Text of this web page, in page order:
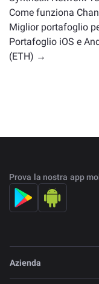
Come funziona
Miglior portafoglio
Portafoglio iOS e
(ETH) →
Prova la nostra app
Azienda